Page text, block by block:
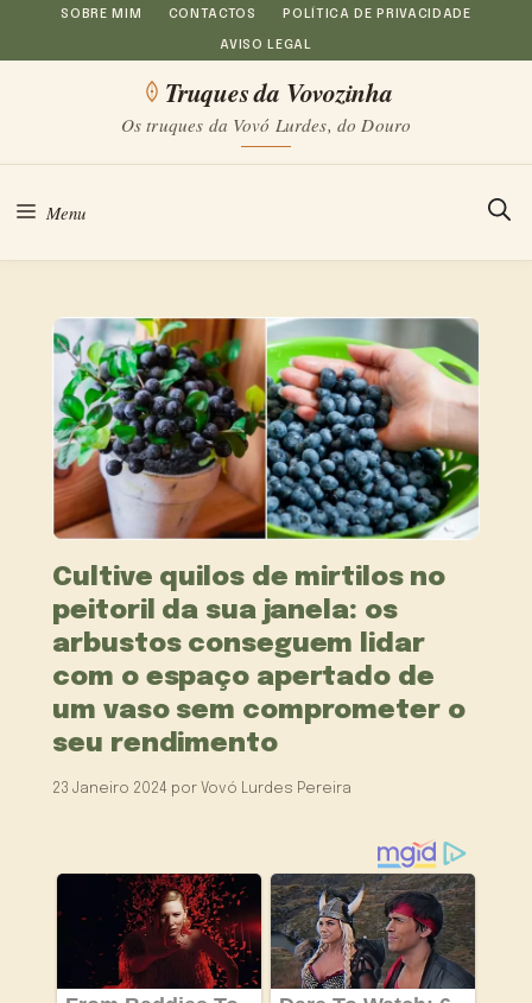
Saltar
para
conteúdo
SOBRE MIM CONTACTOS POLÍTICA DE PRIVACIDADE
AVISO LEGAL
Truques da Vovozinha
Os truques da Vovó Lurdes, do Douro
Menu
Cultive quilos de mirtilos no
peitoril da sua janela: os
arbustos conseguem lidar
com o espaço apertado de
um vaso sem comprometer o
seu rendimento
23 Janeiro 2024 por Vovó Lurdes Pereira